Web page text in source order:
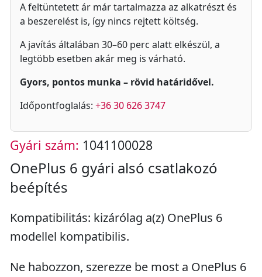
A feltüntetett ár már tartalmazza az alkatrészt és
a beszerelést is, így nincs rejtett költség.
A javítás általában 30–60 perc alatt elkészül, a
legtöbb esetben akár meg is várható.
Gyors, pontos munka – rövid határidővel.
Időpontfoglalás: +36 30 626 3747
Gyári szám: 1041100028
OnePlus 6 gyári alsó csatlakozó
beépítés
Kompatibilitás: kizárólag a(z) OnePlus 6
modellel kompatibilis.
Ne habozzon, szerezze be most a OnePlus 6